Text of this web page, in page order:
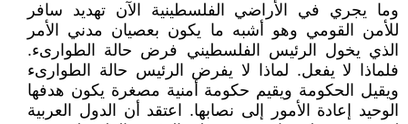
وما يجري في الأراضي الفلسطينية الآن تهديد سافر
للأمن القومي وهو أشبه ما يكون بعصيان مدني الأمر
الذي يخول الرئيس الفلسطيني فرض حالة الطوارىء.
فلماذا لا يفعل. لماذا لا يفرض الرئيس حالة الطوارىء
ويقيل الحكومة ويقيم حكومة أمنية مصغرة يكون هدفها
الوحيد إعادة الأمور إلى نصابها. اعتقد أن الدول العربية